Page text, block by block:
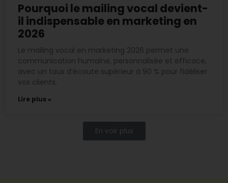
Pourquoi le mailing vocal devient-
il indispensable en marketing en
2026
Le mailing vocal en marketing 2026 permet une
communication humaine, personnalisée et efficace,
avec un taux d’écoute supérieur à 90 % pour fidéliser
vos clients.
Lire plus »
En voir plus